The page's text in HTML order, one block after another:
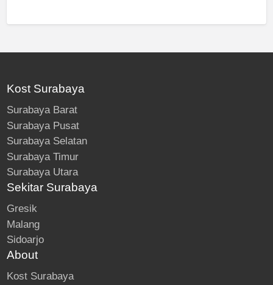
Kost Surabaya
Surabaya Barat
Surabaya Pusat
Surabaya Selatan
Surabaya Timur
Surabaya Utara
Sekitar Surabaya
Gresik
Malang
Sidoarjo
About
Kost Surabaya